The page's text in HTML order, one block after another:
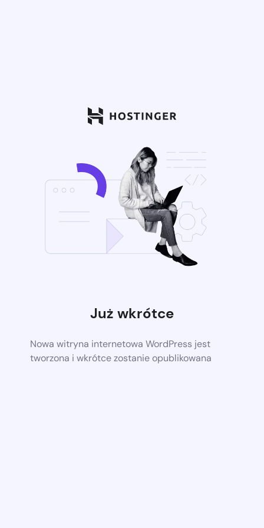
Już wkrótce
Nowa witryna internetowa WordPress jest
tworzona i wkrótce zostanie opublikowana